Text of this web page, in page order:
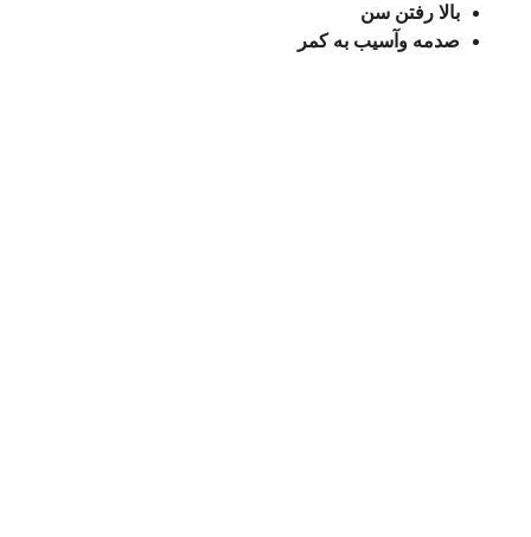
بالا رفتن سن
صدمه وآسیب به کمر